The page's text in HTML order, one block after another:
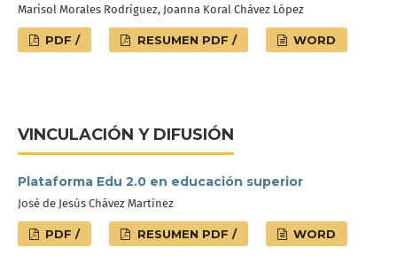
Marisol Morales Rodríguez, Joanna Koral Chávez López
PDF / RESUMEN PDF / WORD
VINCULACIÓN Y DIFUSIÓN
Plataforma Edu 2.0 en educación superior
José de Jesús Chávez Martínez
PDF / RESUMEN PDF / WORD